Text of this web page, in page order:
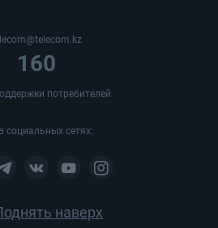
160
потребителей
социальных сетях:
наверх